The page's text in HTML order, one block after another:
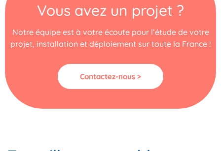
Vous avez un projet ?
Notre équipe est à votre écoute pour l’étude de votre
projet, installation et déploiement sur toute la France !
Contactez-nous >